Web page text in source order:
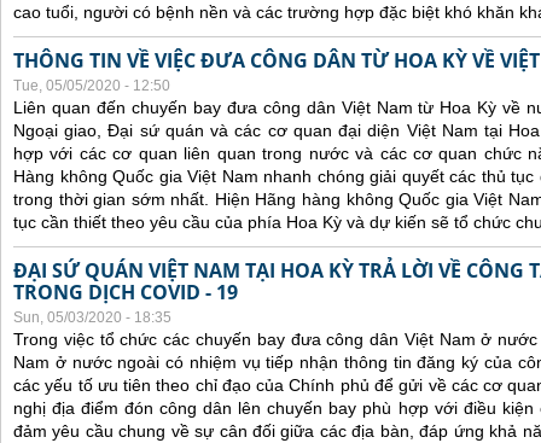
cao tuổi, người có bệnh nền và các trường hợp đặc biệt khó khăn
THÔNG TIN VỀ VIỆC ĐƯA CÔNG DÂN TỪ HOA KỲ VỀ
Tue, 05/05/2020 - 12:50
Liên quan đến chuyến bay đưa công dân Việt Nam từ Hoa Kỳ về
Ngoại giao, Đại sứ quán và các cơ quan đại diện Việt Nam tại
hợp với các cơ quan liên quan trong nước và các cơ quan chức
Hàng không Quốc gia Việt Nam nhanh chóng giải quyết các thủ
trong thời gian sớm nhất. Hiện Hãng hàng không Quốc gia Việt
tục cần thiết theo yêu cầu của phía Hoa Kỳ và dự kiến sẽ tổ chức
ĐẠI SỨ QUÁN VIỆT NAM TẠI HOA KỲ TRẢ LỜI VỀ CÔNG
TRONG DỊCH COVID - 19
Sun, 05/03/2020 - 18:35
Trong việc tổ chức các chuyến bay đưa công dân Việt Nam ở
Nam ở nước ngoài có nhiệm vụ tiếp nhận thông tin đăng ký của
các yếu tố ưu tiên theo chỉ đạo của Chính phủ để gửi về các cơ
nghị địa điểm đón công dân lên chuyến bay phù hợp với điều
đảm yêu cầu chung về sự cân đối giữa các địa bàn, đáp ứng khả